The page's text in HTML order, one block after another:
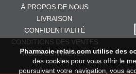
À PROPOS DE NOUS
LIVRAISON
CONFIDENTIALITÉ
CONDITIONS DES VENTES
NOUS CONTACTER
Pharmacie-relais.com utilise des
des cookies pour vous offrir le
poursuivant votre navigation, vous